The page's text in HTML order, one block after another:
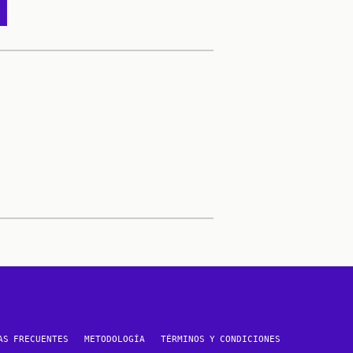
FRECUENTES METODOLOGÍA TÉRMINOS Y CONDICIONES